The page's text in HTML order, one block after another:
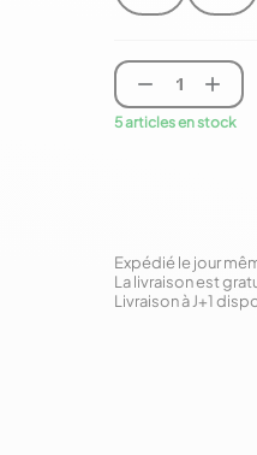
 
5 articles en stock
Expédié le jour
Livraison à J+1
La livraison est